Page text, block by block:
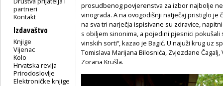
partneri
Kontakt
Izdavaštvo
Knjige
Vijenac
Kolo
Hrvatska revija
Prirodoslovlje
Elektroničke knjige
prosudbenog povjerenstva za izbor najbolje
vinograda. A na ovogodišnji natječaj pristiglo je
na sva tri narječja ispisivane su zdravice,
s obiljem sinonima, a pojedini pjesnici
vinskih sorti“, kazao je Bagić. U najuži krug uz
Tomislava Marijana Bilosnića, Zvjezdane Čagalj,
Zorana Krušla.